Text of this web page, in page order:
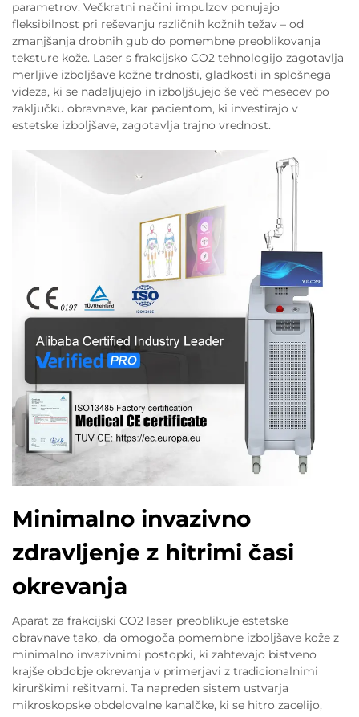
parametrov. Večkratni načini impulzov ponujajo
fleksibilnost pri reševanju različnih kožnih težav – od
zmanjšanja drobnih gub do pomembne preoblikovanja
teksture kože. Laser s frakcijsko CO2 tehnologijo zagotavlja
merljive izboljšave kožne trdnosti, gladkosti in splošnega
videza, ki se nadaljujejo in izboljšujejo še več mesecev po
zaključku obravnave, kar pacientom, ki investirajo v
estetske izboljšave, zagotavlja trajno vrednost.
Minimalno invazivno
zdravljenje z hitrimi časi
okrevanja
Aparat za frakcijski CO2 laser preoblikuje estetske
obravnave tako, da omogoča pomembne izboljšave kože z
minimalno invazivnimi postopki, ki zahtevajo bistveno
krajše obdobje okrevanja v primerjavi z tradicionalnimi
kirurškimi rešitvami. Ta napreden sistem ustvarja
mikroskopske obdelovalne kanalčke, ki se hitro zacelijo,